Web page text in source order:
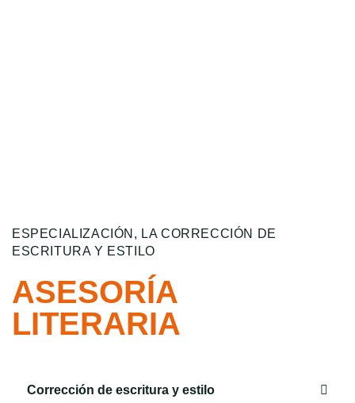
ESPECIALIZACIÓN, LA CORRECCIÓN DE
ESCRITURA Y ESTILO
ASESORÍA
LITERARIA
Corrección de escritura y estilo